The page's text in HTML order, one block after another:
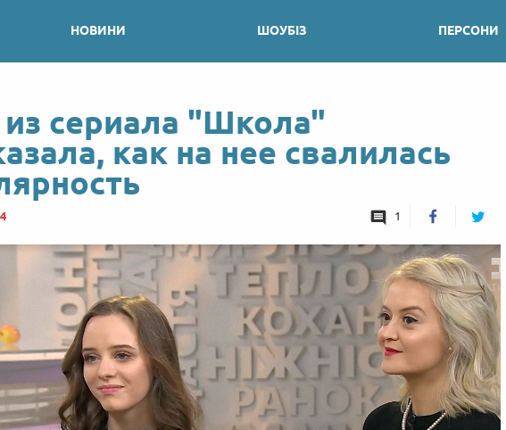
НОВИНИ ШОУБІЗ ПЕРСОНИ
сериала "Школа"
как на нее свалилась
1